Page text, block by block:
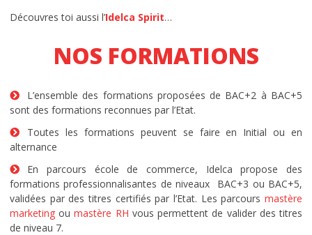
Découvres toi aussi l’Idelca Spirit…
NOS FORMATIONS
L’ensemble des formations proposées de BAC+2 à BAC+5
sont des formations reconnues par l’Etat.
Toutes les formations peuvent se faire en Initial ou en
alternance
En parcours école de commerce, Idelca propose des
formations professionnalisantes de niveaux BAC+3 ou BAC+5,
validées par des titres certifiés par l’Etat. Les parcours mastère
marketingoumastère RH vous permettent de valider des titres
de niveau 7.